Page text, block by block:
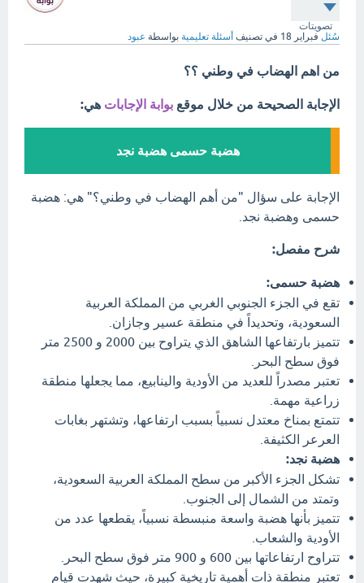
تصويتات
سُئل فبراير 18 في تصنيف أسئلة تعليمية بواسطة عبود
من اهم الهضاب في وطني ؟؟
الإجابة الصحيحة من خلال موقع بوابة الإجابات هي:
هضبة حسمى هضبة نجد
الإجابة على سؤال "من أهم الهضاب في وطني؟" هي: هضبة
حسمى وهضبة نجد.
شرح مفصل:
هضبة حسمى:
تقع في الجزء الجنوبي الغربي من المملكة العربية
السعودية، وتحديداً في منطقة عسير وجازان.
تتميز بارتفاعها الشاهق الذي يتراوح بين 2000 و 2500 متر
فوق سطح البحر.
تعتبر مصدراً للعديد من الأودية والينابيع، مما يجعلها منطقة
زراعية مهمة.
تتمتع بمناخ معتدل نسبياً بسبب ارتفاعها، وتشتهر بغابات
العرعر الكثيفة.
هضبة نجد:
تشكل الجزء الأكبر من سطح المملكة العربية السعودية،
وتمتد من الشمال إلى الجنوب.
تتميز بأنها هضبة واسعة منبسطة نسبياً، يقطعها عدد من
الأودية والشعاب.
تتراوح ارتفاعاتها بين 600 و 900 متر فوق سطح البحر.
تعتبر منطقة ذات أهمية تاريخية كبيرة، حيث شهدت قيام